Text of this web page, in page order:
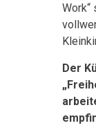
Work“
Der